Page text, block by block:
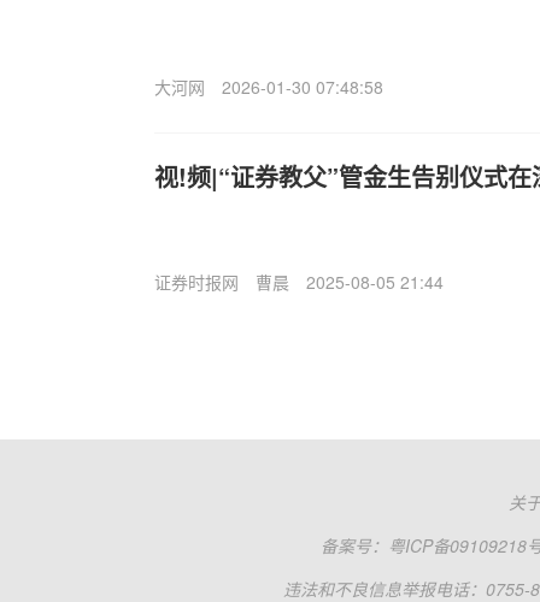
大河网 2026-01-30 07:48:58
视!频|“证券教父”管金生告别仪式
证券时报网 曹晨 2025-08-05 21:44
关
备案号： 粤ICP备09109218
违法和不良信息举报电话：0755-